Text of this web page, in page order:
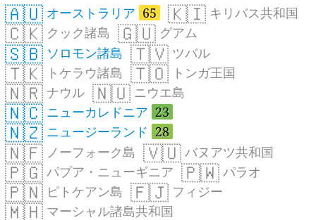
🇦🇺 オーストラリア 65 🇰🇮 キリバス共和国
🇨🇰 クック諸島 🇬🇺 グアム
🇸🇧 ソロモン諸島 🇹🇻 ツバル
🇹🇰 トケラウ諸島 🇹🇴 トンガ王国
🇳🇷 ナウル 🇳🇺 ニウエ島
🇳🇨 ニューカレドニア 23
🇳🇿 ニュージーランド 28
🇳🇫 ノーフォーク島 🇻🇺 バヌアツ共和国
🇵🇬 パプア・ニューギニア 🇵🇼 パラオ
🇵🇳 ピトケアン島 🇫🇯 フィジー
🇲🇭 マーシャル諸島共和国